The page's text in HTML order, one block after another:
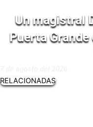
Un magistral
Puerta
RELACIONADAS